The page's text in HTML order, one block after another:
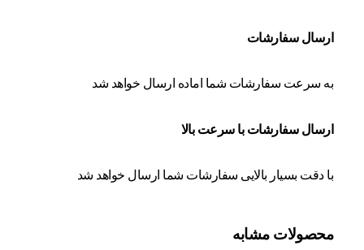
ارسال سفارشات
به سرعت سفارشات شما اماده ارسال خواهد شد
ارسال سفارشات با سرعت بالا
با دقت بسیار بالایی سفارشات شما ارسال خواهد شد
محصولات مشابه